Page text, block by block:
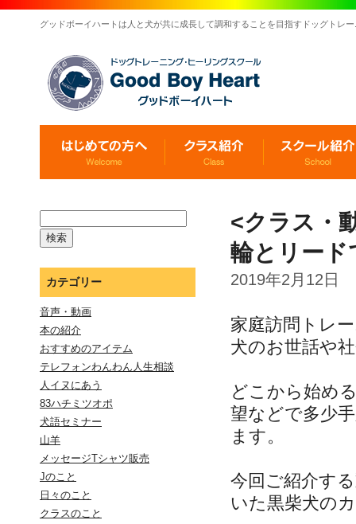
グッドボーイハートは人と犬が共に成長して調和することを目指すドッグトレ
カテゴリー
音声・動画
本の紹介
おすすめのアイテム
テレフォンわんわん人生相談
人イヌにあう
83ハチミツオポ
犬語セミナー
山羊
メッセージTシャツ販売
Jのこと
日々のこと
クラスのこと
<クラス・
輪とリード
2019年2月12日
家庭訪問トレ
犬のお世話や
どこから始め
望などで多少
ます。
今回ご紹介す
いた黒柴犬の